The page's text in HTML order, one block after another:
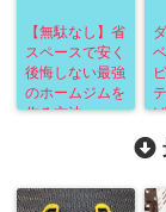
【無駄なし】省
スペースで安く
後悔しない最強
のホームジムを
作る方法